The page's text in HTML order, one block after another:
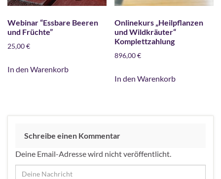
Webinar “Essbare Beeren
und Früchte”
25,00€
In den Warenkorb
Onlinekurs „Heilpflanzen
und Wildkräuter“
Komplettzahlung
896,00€
In den Warenkorb
Schreibe einen Kommentar
Deine Email-Adresse wird nicht veröffentlicht.